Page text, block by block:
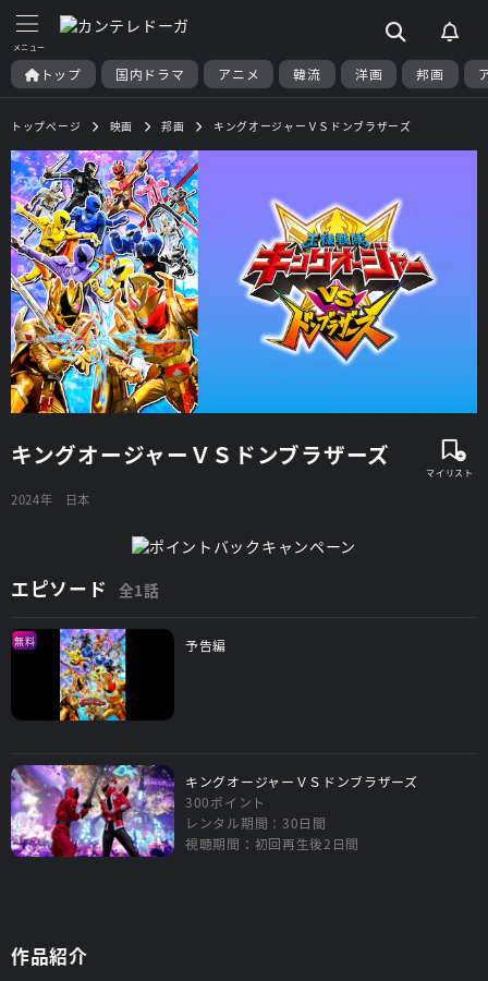
トップ 国内ドラマ アニメ 韓流 洋画 邦画
トップページ 映画 邦画 キングオージャーＶＳドンブラザーズ
キングオージャーＶＳドンブラザーズ
2024年 日本
エピソード 全1話
無料 予告編
キングオージャーＶＳドンブラザーズ
300ポイント
レンタル期間：30日間
視聴期間：初回再生後2日間
作品紹介